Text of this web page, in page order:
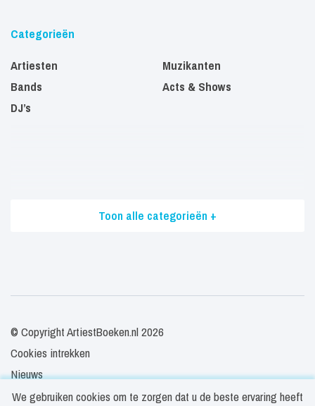
Categorieën
Artiesten
Bands
DJ’s
Muzikanten
Acts & Shows
Toon alle categorieën +
© Copyright ArtiestBoeken.nl 2026
Cookies intrekken
Nieuws
Veelgestelde vragen
We gebruiken cookies om te zorgen dat u de beste ervaring heeft